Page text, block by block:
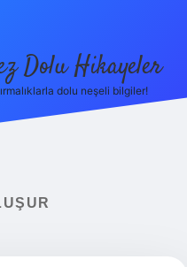
Dolu Hikayeler
dolu neşeli bilgiler!